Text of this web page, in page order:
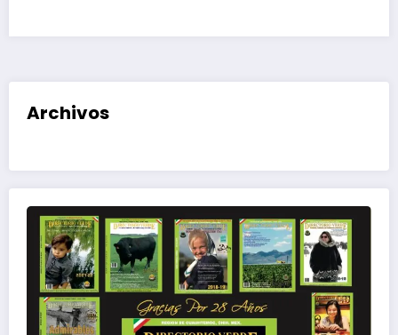
Archivos